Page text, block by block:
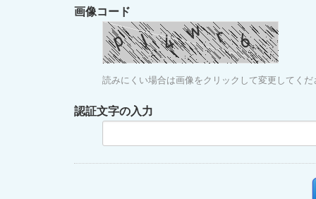
画像コード
読みにくい場合は画像をクリックして変更してくだ
認証文字の入力